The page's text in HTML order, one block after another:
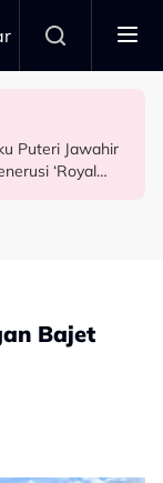
- Ezaidi Aziz
Puteri Jawahir
‘Royal
Singapore
Nelayan
Bajet